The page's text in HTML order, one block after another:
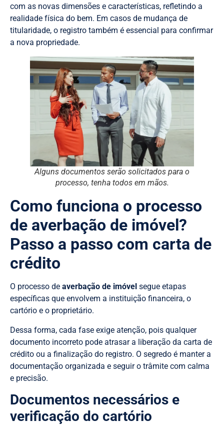
com as novas dimensões e características, refletindo a
realidade física do bem. Em casos de mudança de
titularidade, o registro também é essencial para confirmar
a nova propriedade.
Alguns documentos serão solicitados para o
processo, tenha todos em mãos.
Como funciona o processo
de averbação de imóvel?
Passo a passo com carta de
crédito
O processo de averbação de imóvel segue etapas
específicas que envolvem a instituição financeira, o
cartório e o proprietário.
Dessa forma, cada fase exige atenção, pois qualquer
documento incorreto pode atrasar a liberação da carta de
crédito ou a finalização do registro. O segredo é manter a
documentação organizada e seguir o trâmite com calma
e precisão.
Documentos necessários e
verificação do cartório